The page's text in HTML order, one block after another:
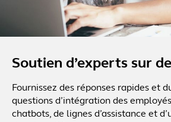
Soutien d’experts sur
Fournissez des réponses rapides et
questions d’intégration des
chatbots, de lignes d’assistance et